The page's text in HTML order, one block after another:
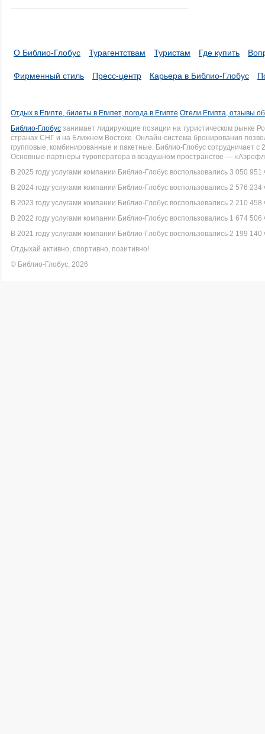
О Библио-Глобус Турагентствам Туристам Где купить
Фирменный стиль Пресс-центр Карьера в Библио-Глобус
Отдых в Египте, билеты в Египет, погода в Египте Отели Египта, отзывы
Библио-Глобус занимает лидирующие позиции на туристическом рынке
странах СНГ и на Ближнем Востоке. Онлайн-система бронирования
групповые, комбинированные и пакетные. Библио-Глобус сотрудничает
Основные партнеры туроператора в воздушном пространстве —
В 2025 году услугами компании Библио-Глобус воспользовались 3 050 951
В 2024 году услугами компании Библио-Глобус воспользовались 2 576 234
В 2023 году услугами компании Библио-Глобус воспользовались 2 210 458
В 2022 году услугами компании Библио-Глобус воспользовались 1 674 506
В 2021 году услугами компании Библио-Глобус воспользовались 2 199 140
Отдыхай активно, спортивно, позитивно!
© Библио-Глобус, 2026